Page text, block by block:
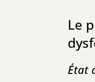
Le
État